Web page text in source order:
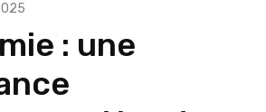
: une